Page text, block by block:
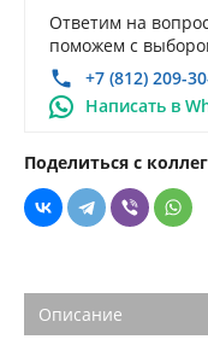
Ответим на
поможем с
+7 (812) 209-
Написать в
Поделиться с
Описание